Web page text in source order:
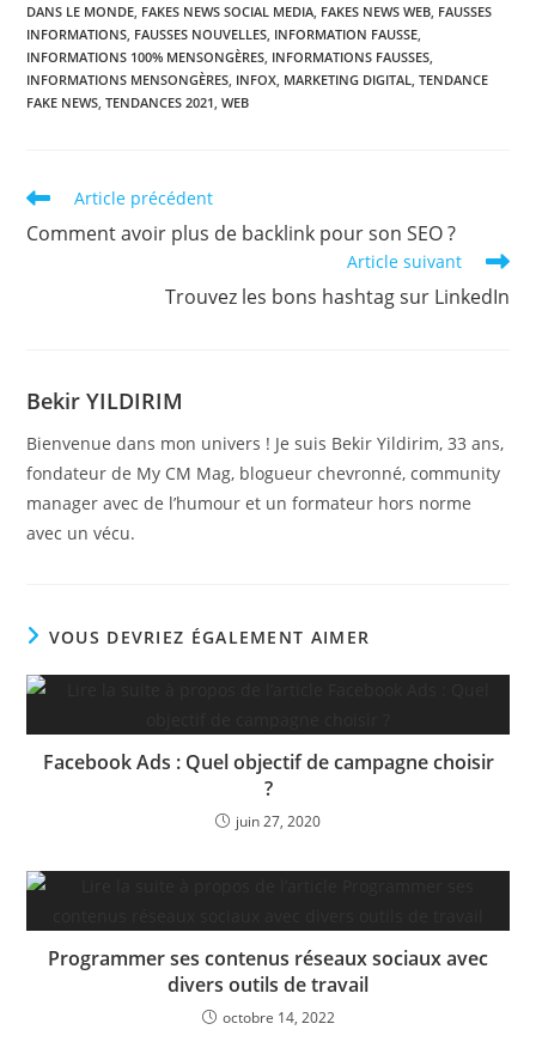
DANS LE MONDE FAKES NEWS SOCIAL MEDIA FAKES NEWS WEB FAUSSES
INFORMATIONS FAUSSES NOUVELLES INFORMATION FAUSSE
INFORMATIONS 100% MENSONGÈRES INFORMATIONS FAUSSES
INFORMATIONS MENSONGÈRES INFOX MARKETING DIGITAL
TENDANCE
FAKE NEWS TENDANCES 2021 WEB
Read
articles
Article précédent
Comment avoir plus de backlink pour son SEO ?
Article suivant
Trouvez les bons hashtag sur LinkedIn
Bekir YILDIRIM
Bienvenue dans mon univers ! Je suis Bekir Yildirim, 33 ans,
fondateur de My CM Mag, blogueur chevronné, community
manager avec de l’humour et un formateur hors norme
avec un vécu.
VOUS DEVRIEZ ÉGALEMENT AIMER
Facebook Ads : Quel objectif de campagne choisir
?
juin 27, 2020
Programmer ses contenus réseaux sociaux avec
divers outils de travail
octobre 14, 2022